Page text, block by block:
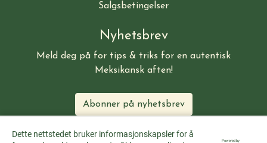
Dette nettstedet bruker informasjonskapsler for å
Powered by
Salgsbetingelser
Nyhetsbrev
Meld deg på for tips & triks for en autentisk
Meksikansk aften!
Abonner på nyhetsbrev